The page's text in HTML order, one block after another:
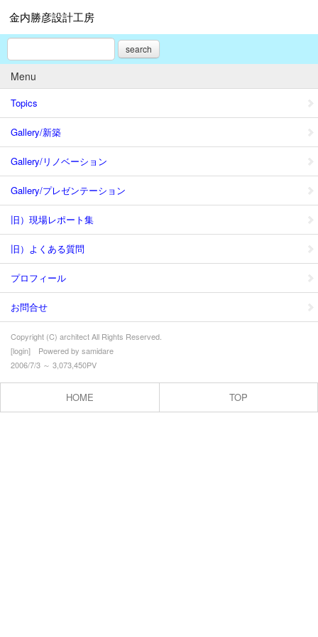
金内勝彦設計工房
search
Menu
Topics
Gallery/新築
Gallery/リノベーション
Gallery/プレゼンテーション
旧）現場レポート集
旧）よくある質問
プロフィール
お問合せ
Copyright (C) architect All Rights Reserved.
[login] Powered by samidare
2006/7/3 ～ 3,073,450PV
HOME TOP